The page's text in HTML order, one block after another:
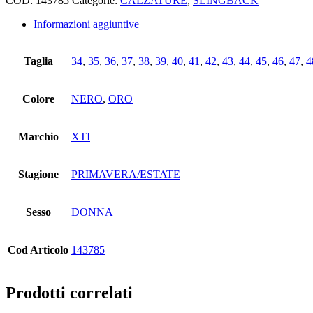
Informazioni aggiuntive
Taglia 34, 35, 36, 37, 38, 39, 40, 41 , 42, 43, 44, 45, 46, 47,
Colore NERO, ORO
Marchio XTI
Stagione PRIMAVERA/ESTATE
Sesso DONNA
Cod Articolo 143785
Prodotti correlati